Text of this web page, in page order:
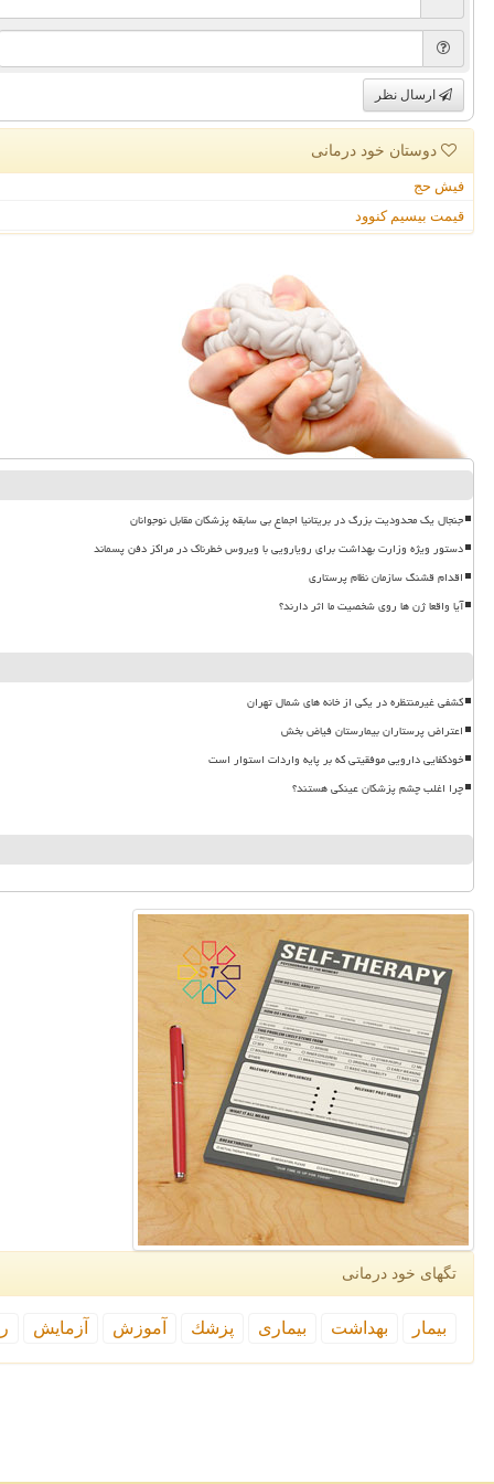
ارسال نظر
دوستان خود درمانی
فیش حج
قیمت بیسیم کنوود
جنجال یک محدودیت بزرگ در بریتانیا اجماع بی سابقه پزشکان مقابل نوجوانان
دستور ویژه وزارت بهداشت برای رویارویی با ویروس خطرناک در مراکز دفن پسماند
اقدام قشنگ سازمان نظام پرستاری
آیا واقعا ژن ها روی شخصیت ما اثر دارند؟
کشفی غیرمنتظره در یکی از خانه های شمال تهران
اعتراض پرستاران بیمارستان فیاض بخش
خودکفایی دارویی موفقیتی که بر پایه واردات استوار است
چرا اغلب چشم پزشکان عینکی هستند؟
تگهای خود درمانی
بیمار بهداشت بیماری پزشك آموزش آزمایش